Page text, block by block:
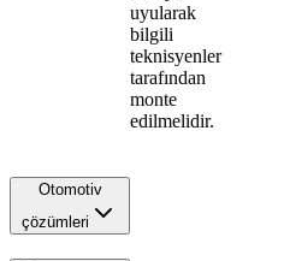
uyularak
bilgili
teknisyenler
tarafından
monte
edilmelidir.
Otomotiv
çözümleri